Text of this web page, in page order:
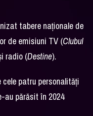
tabere naționale de
de emisiuni TV (Clubul
radio (Destine).
patru personalități
au părăsit în 2024